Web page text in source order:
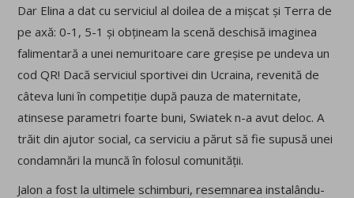
Dar Elina a dat cu serviciul al doilea de a mișcat și Terra de
pe axă: 0-1, 5-1 și obțineam la scenă deschisă imaginea
falimentară a unei nemuritoare care greșise pe undeva un
cod QR! Dacă serviciul sportivei din Ucraina, revenită de
câteva luni în competiție după pauza de maternitate,
atinsese parametri foarte buni, Swiatek n-a avut deloc. A
trăit din ajutor social, ca serviciu a părut să fie supusă unei
condamnări la muncă în folosul comunității.
Jalon a fost la ultimele schimburi, resemnarea instalându-